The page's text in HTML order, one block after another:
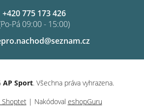
+420 775 173 426
Pá 09:00 - 15:00)
Shoptet| Nakódoval eshopGuru
AP Sport. Všechna práva vyhrazena.